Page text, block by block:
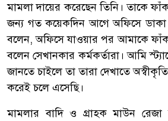
মামলা দায়ের করেছেন তিনি। তাকে
জন্য গত কয়েকদিন আগে অফিসে ডাকা
বলেন, অফিসে যাওয়ার পর আমাকে
বলেন সেখানকার কর্মকর্তারা। আমি
জানতে চাইলে তা তারা দেখাতে
করেই চলে এসেছি।
মামলার বাদি ও গ্রাহক মাউন